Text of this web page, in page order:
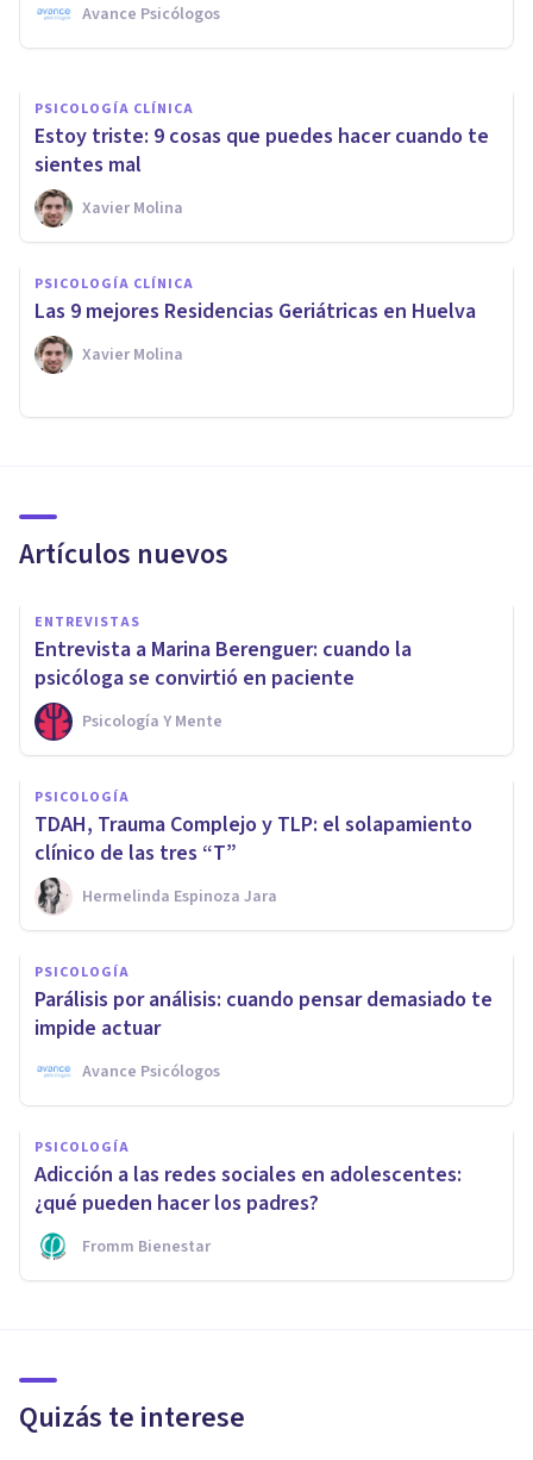
Avance Psicólogos
Xavier Molina
PSICOLOGÍA CLÍNICA
Estoy triste: 9 cosas que puedes hacer cuando te
sientes mal
Xavier Molina
PSICOLOGÍA CLÍNICA
Las 9 mejores Residencias Geriátricas en Huelva
Xavier Molina
Artículos nuevos
ENTREVISTAS
Entrevista a Marina Berenguer: cuando la
psicóloga se convirtió en paciente
Psicología Y Mente
PSICOLOGÍA
TDAH, Trauma Complejo y TLP: el solapamiento
clínico de las tres “T”
Hermelinda Espinoza Jara
PSICOLOGÍA
Parálisis por análisis: cuando pensar demasiado te
impide actuar
Avance Psicólogos
PSICOLOGÍA
Adicción a las redes sociales en adolescentes:
¿qué pueden hacer los padres?
Fromm Bienestar
Quizás te interese